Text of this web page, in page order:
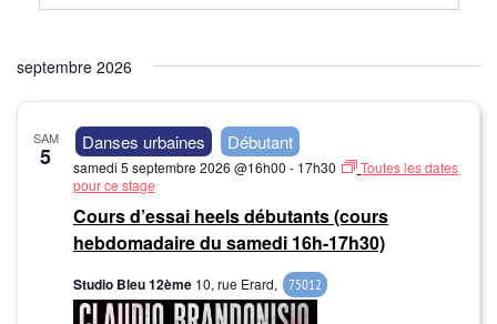
septembre 2026
SAM
5 samedi 5 septembre 2026 @16h00 - 17h30
Toutes les dates
pour ce stage
Cours d’essai heels débutants (cours
hebdomadaire du samedi 16h-17h30)
Danses urbaines Débutant
Studio Bleu 12ème 10, rue Erard, 75012